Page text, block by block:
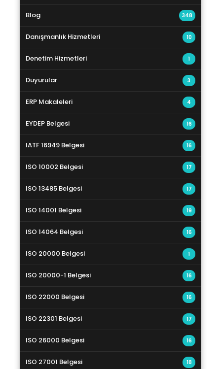
Blog 348
Danışmanlık Hizmetleri 10
Denetim Hizmetleri 1
Duyurular 3
ERP Makaleleri 4
EYDEP Belgesi 16
IATF 16949 Belgesi 16
ISO 10002 Belgesi 17
ISO 13485 Belgesi 17
ISO 14001 Belgesi 19
ISO 14064 Belgesi 16
ISO 20000 Belgesi 1
ISO 20000-1 Belgesi 16
ISO 22000 Belgesi 16
ISO 22301 Belgesi 17
ISO 26000 Belgesi 16
ISO 27001 Belgesi 18